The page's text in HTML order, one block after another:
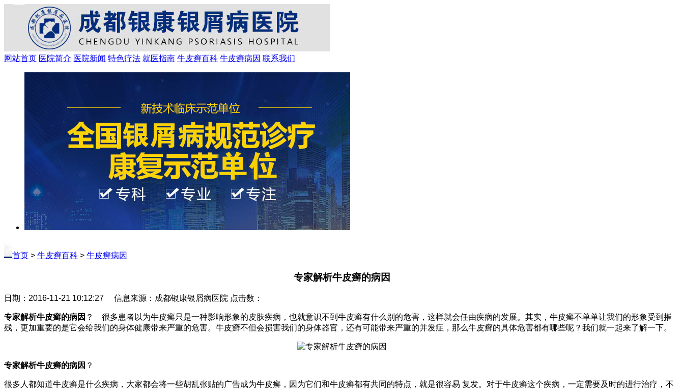
网站首页 医院简介 医院新闻 特色疗法 就医指南 牛皮癣百科 牛皮癣病因 联系我们
首页 > 牛皮癣百科 > 牛皮癣病因
专家解析牛皮癣的病因
日期：2016-11-21 10:12:27 信息来源：成都银康银屑病医院 点击数：
专家解析牛皮癣的病因 ？ 很多患者以为牛皮癣只是一种影响形象的皮肤疾病，也就意识不到牛皮癣有什么别的危害，这样就会任由疾病的发展。其实，牛皮癣不单单让我们的形象受到摧
残，更加重要的是它会给我们的身体健康带来严重的危害。牛皮癣不但会损害我们的身体器官，还有可能带来严重的并发症，那么牛皮癣的具体危害都有哪些呢？我们就一起来了解一下。
专家解析牛皮癣的病因 ？
很多人都知道牛皮癣是什么疾病，大家都会将一些胡乱张贴的广告成为牛皮癣，因为它们和牛皮癣都有共同的特点，就是很容易 复发。对于牛皮癣这个疾病，一定需要及时的进行治疗，不